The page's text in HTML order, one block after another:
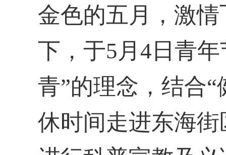
金色的五月，激
下，于5月4日青
青”的理念，结合
休时间走进东海